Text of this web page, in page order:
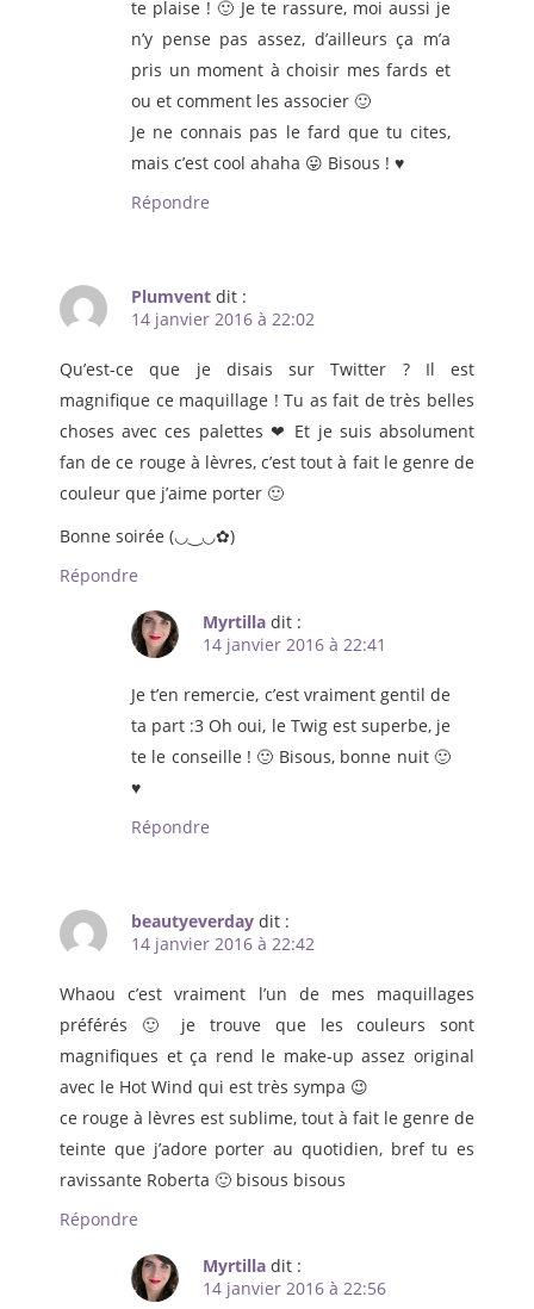
te plaise ! 🙂 Je te rassure, moi aussi je
n’y pense pas assez, d’ailleurs ça m’a
pris un moment à choisir mes fards et
ou et comment les associer 🙂
Je ne connais pas le fard que tu cites,
mais c’est cool ahaha 😛 Bisous ! ♥
Répondre
Plumvent dit :
14 janvier 2016 à 22:02
Qu’est-ce que je disais sur Twitter ? Il est
magnifique ce maquillage ! Tu as fait de très belles
choses avec ces palettes ❤ Et je suis absolument
fan de ce rouge à lèvres, c’est tout à fait le genre de
couleur que j’aime porter 🙂
Bonne soirée (◡‿◡✿)
Répondre
Myrtilla dit :
14 janvier 2016 à 22:41
Je t’en remercie, c’est vraiment gentil de
ta part :3 Oh oui, le Twig est superbe, je
te le conseille ! 🙂 Bisous, bonne nuit 🙂
♥
Répondre
beautyeverday dit :
14 janvier 2016 à 22:42
Whaou c’est vraiment l’un de mes maquillages
préférés 🙂 je trouve que les couleurs sont
magnifiques et ça rend le make-up assez original
avec le Hot Wind qui est très sympa 😉
ce rouge à lèvres est sublime, tout à fait le genre de
teinte que j’adore porter au quotidien, bref tu es
ravissante Roberta 🙂 bisous bisous
Répondre
Myrtilla dit :
14 janvier 2016 à 22:56